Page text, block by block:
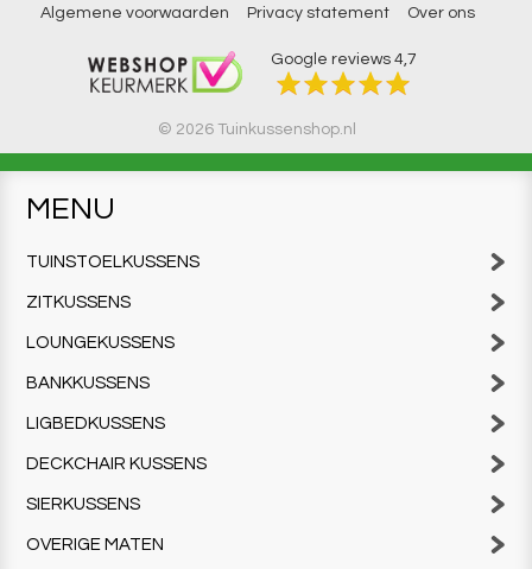
Algemene voorwaarden Privacy statement Over ons
Google reviews 4,7
© 2026 Tuinkussenshop.nl
MENU
TUINSTOELKUSSENS
ZITKUSSENS
LOUNGEKUSSENS
BANKKUSSENS
LIGBEDKUSSENS
DECKCHAIR KUSSENS
SIERKUSSENS
OVERIGE MATEN